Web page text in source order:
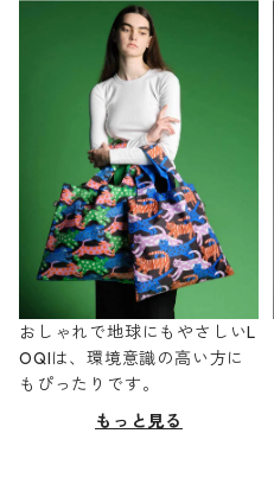
おしゃれで地球にもやさしいL
OQIは、環境意識の高い方に
もぴったりです。
もっと見る